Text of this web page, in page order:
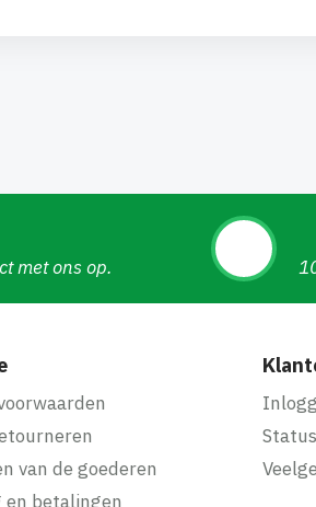
met ons op.
van de goederen
en betalingen